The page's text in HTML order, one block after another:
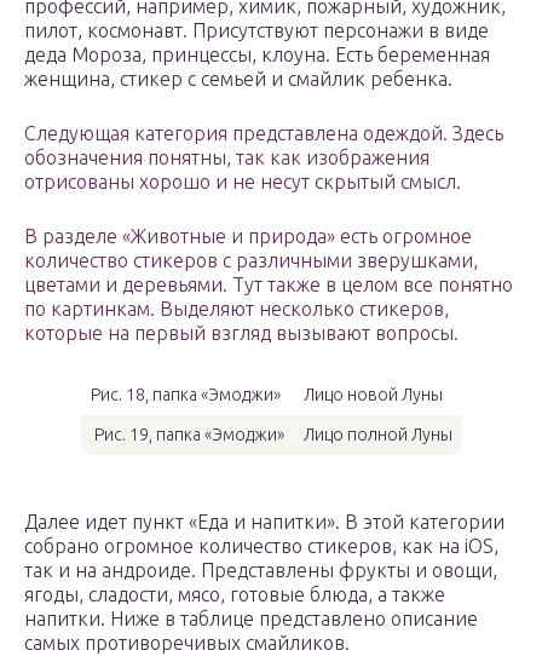
профессий, например, химик, пожарный, художник,
пилот, космонавт. Присутствуют персонажи в виде
деда Мороза, принцессы, клоуна. Есть беременная
женщина, стикер с семьей и смайлик ребенка.
Следующая категория представлена одеждой. Здесь
обозначения понятны, так как изображения
отрисованы хорошо и не несут скрытый смысл.
В разделе «Животные и природа» есть огромное
количество стикеров с различными зверушками,
цветами и деревьями. Тут также в целом все понятно
по картинкам. Выделяют несколько стикеров,
которые на первый взгляд вызывают вопросы.
Рис. 18, папка «Эмоджи» Лицо новой Луны
Рис. 19, папка «Эмоджи» Лицо полной Луны
Далее идет пункт «Еда и напитки». В этой категории
собрано огромное количество стикеров, как на iOS,
так и на андроиде. Представлены фрукты и овощи,
ягоды, сладости, мясо, готовые блюда, а также
напитки. Ниже в таблице представлено описание
самых противоречивых смайликов.